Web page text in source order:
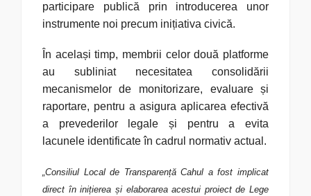
participare publică prin introducerea unor
instrumente noi precum inițiativa civică.
În același timp, membrii celor două platforme
au subliniat necesitatea consolidării
mecanismelor de monitorizare, evaluare și
raportare, pentru a asigura aplicarea efectivă
a prevederilor legale și pentru a evita
lacunele identificate în cadrul normativ actual.
„Consiliul Local de Transparență Cahul a fost implicat
direct în inițierea și elaborarea acestui proiect de Lege